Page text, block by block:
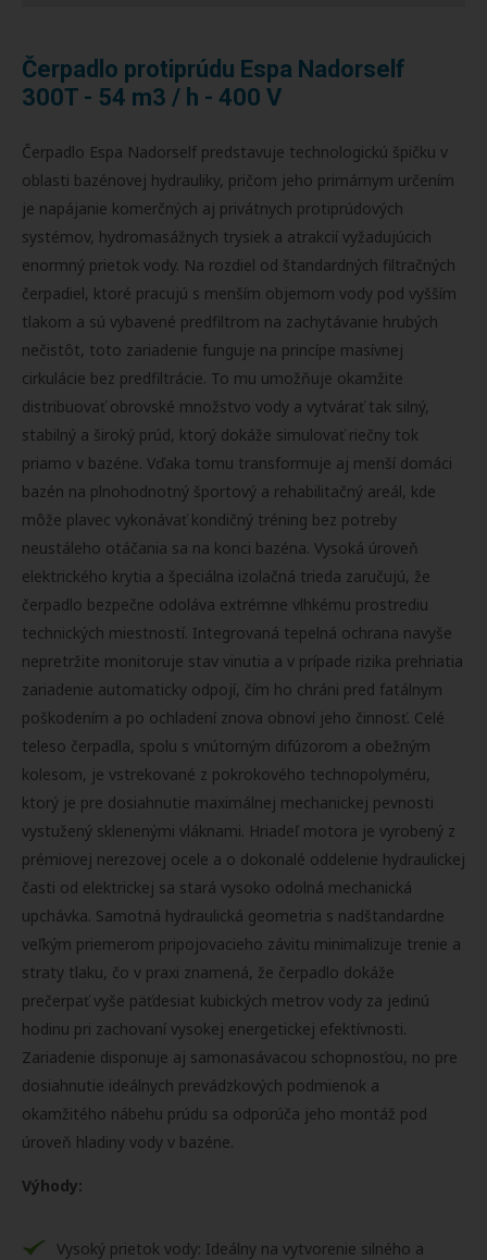
Čerpadlo protiprúdu Espa Nadorself
300T - 54 m3 / h - 400 V
Čerpadlo Espa Nadorself predstavuje technologickú špičku v
oblasti bazénovej hydrauliky, pričom jeho primárnym určením
je napájanie komerčných aj privátnych protiprúdových
systémov, hydromasážnych trysiek a atrakcií vyžadujúcich
enormný prietok vody. Na rozdiel od štandardných filtračných
čerpadiel, ktoré pracujú s menším objemom vody pod vyšším
tlakom a sú vybavené predfiltrom na zachytávanie hrubých
nečistôt, toto zariadenie funguje na princípe masívnej
cirkulácie bez predfiltrácie. To mu umožňuje okamžite
distribuovať obrovské množstvo vody a vytvárať tak silný,
stabilný a široký prúd, ktorý dokáže simulovať riečny tok
priamo v bazéne. Vďaka tomu transformuje aj menší domáci
bazén na plnohodnotný športový a rehabilitačný areál, kde
môže plavec vykonávať kondičný tréning bez potreby
neustáleho otáčania sa na konci bazéna. Vysoká úroveň
elektrického krytia a špeciálna izolačná trieda zaručujú, že
čerpadlo bezpečne odoláva extrémne vlhkému prostrediu
technických miestností. Integrovaná tepelná ochrana navyše
nepretržite monitoruje stav vinutia a v prípade rizika prehriatia
zariadenie automaticky odpojí, čím ho chráni pred fatálnym
poškodením a po ochladení znova obnoví jeho činnosť. Celé
teleso čerpadla, spolu s vnútorným difúzorom a obežným
kolesom, je vstrekované z pokrokového technopolyméru,
ktorý je pre dosiahnutie maximálnej mechanickej pevnosti
vystužený sklenenými vláknami. Hriadeľ motora je vyrobený z
prémiovej nerezovej ocele a o dokonalé oddelenie hydraulickej
časti od elektrickej sa stará vysoko odolná mechanická
upchávka. Samotná hydraulická geometria s nadštandardne
veľkým priemerom pripojovacieho závitu minimalizuje trenie a
straty tlaku, čo v praxi znamená, že čerpadlo dokáže
prečerpať vyše päťdesiat kubických metrov vody za jedinú
hodinu pri zachovaní vysokej energetickej efektívnosti.
Zariadenie disponuje aj samonasávacou schopnosťou, no pre
dosiahnutie ideálnych prevádzkových podmienok a
okamžitého nábehu prúdu sa odporúča jeho montáž pod
úroveň hladiny vody v bazéne.
Výhody:
Vysoký prietok vody: Ideálny na vytvorenie silného a